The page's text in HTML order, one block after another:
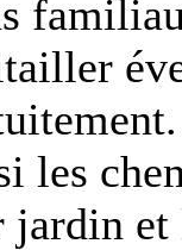
les
jardin et